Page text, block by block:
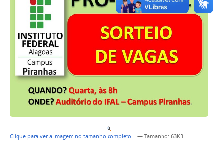
Clique para ver a imagem no tamanho completo… — Tamanho: 63KB